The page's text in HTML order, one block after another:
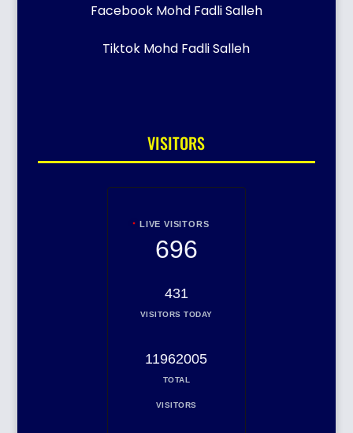
Facebook Mohd Fadli Salleh
Tiktok Mohd Fadli Salleh
VISITORS
LIVE VISITORS
696
431
VISITORS TODAY
11962005
TOTAL
VISITORS